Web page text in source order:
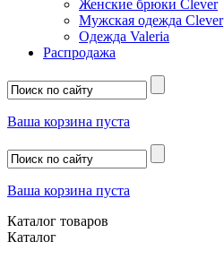
Женские брюки Clever
Мужская одежда Clever
Одежда Valeria
Распродажа
Ваша корзина пуста
Ваша корзина пуста
Каталог товаров
Каталог